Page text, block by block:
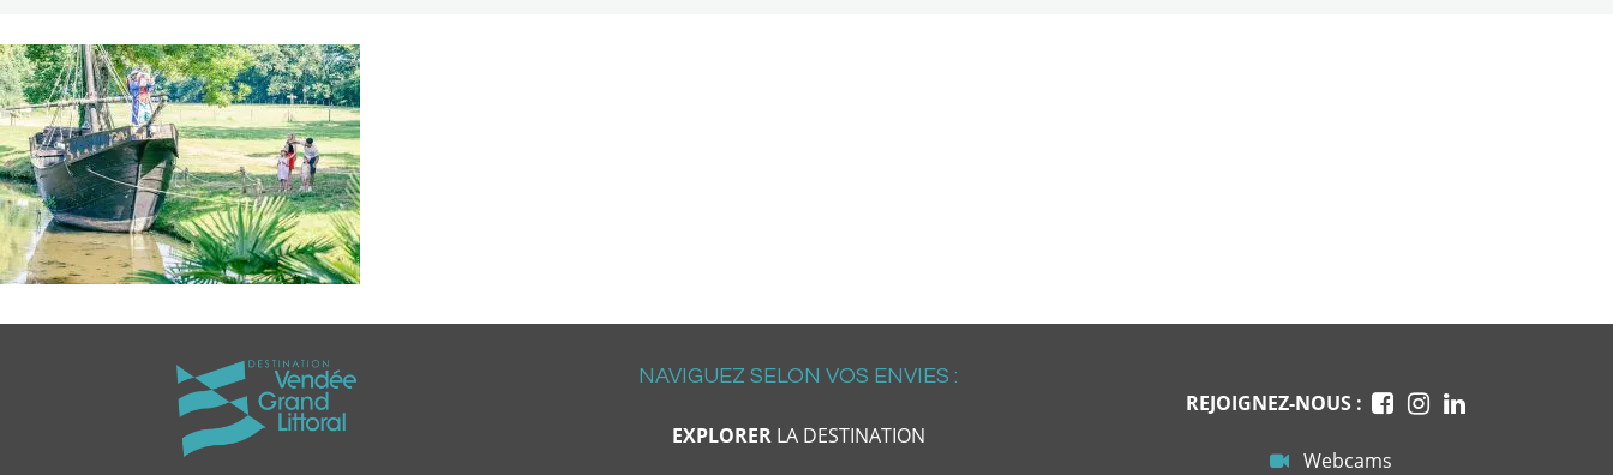
NAVIGUEZ SELON VOS ENVIES :
EXPLORERLA DESTINATION
REJOIGNEZ-NOUS :
Webcams